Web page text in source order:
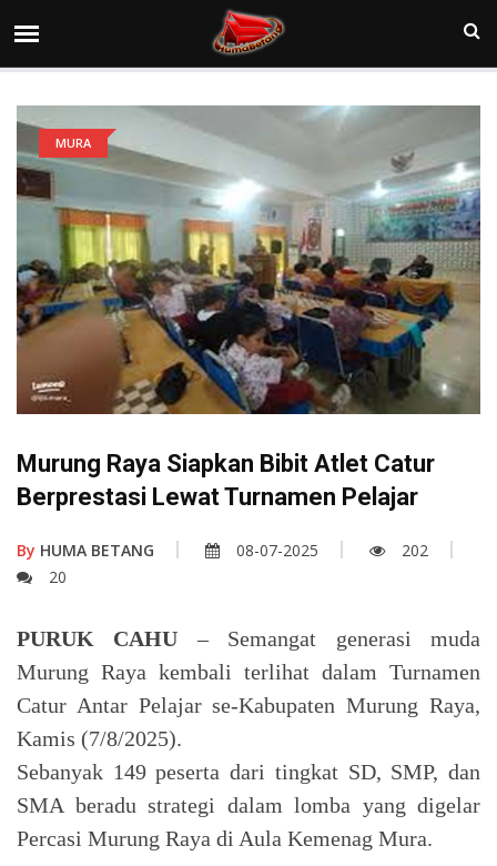
MURA
Murung Raya Siapkan Bibit Atlet Catur
Berprestasi Lewat Turnamen Pelajar
By HUMA BETANG 08-07-2025
202
20
PURUK CAHU – Semangat generasi muda
Murung Raya kembali terlihat dalam Turnamen
Catur Antar Pelajar se-Kabupaten Murung Raya,
Kamis (7/8/2025).
Sebanyak 149 peserta dari tingkat SD, SMP, dan
SMA beradu strategi dalam lomba yang digelar
Percasi Murung Raya di Aula Kemenag Mura.